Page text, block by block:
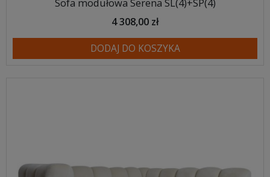
Sofa modułowa Serena SL(4)+SP(4)
4 308,00 zł
DODAJ DO KOSZYKA